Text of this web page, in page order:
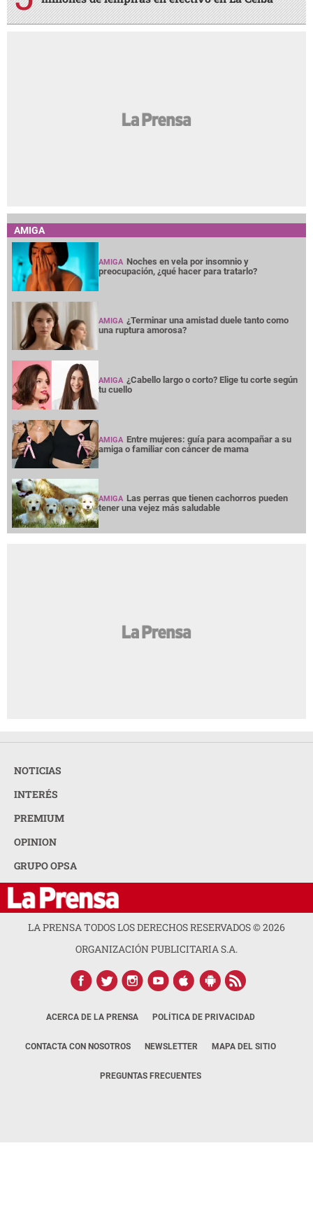
AMIGA
AMIGA Noches en vela por insomnio y
preocupación, ¿qué hacer para tratarlo?
AMIGA ¿Terminar una amistad duele tanto como
una ruptura amorosa?
AMIGA ¿Cabello largo o corto? Elige tu corte según
tu cuello
AMIGA Entre mujeres: guía para acompañar a su
amiga o familiar con cáncer de mama
AMIGA Las perras que tienen cachorros pueden
tener una vejez más saludable
NOTICIAS
INTERÉS
PREMIUM
OPINION
GRUPO OPSA
LA PRENSA TODOS LOS DERECHOS RESERVADOS ©2026
ORGANIZACIÓN PUBLICITARIA S.A.
ACERCA DE LA PRENSA POLÍTICA DE PRIVACIDAD
CONTACTA CON NOSOTROS NEWSLETTER MAPA DEL SITIO
PREGUNTAS FRECUENTES